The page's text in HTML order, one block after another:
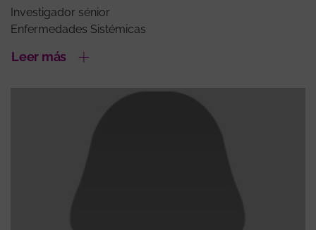
Investigador sénior
Enfermedades Sistémicas
Leer más